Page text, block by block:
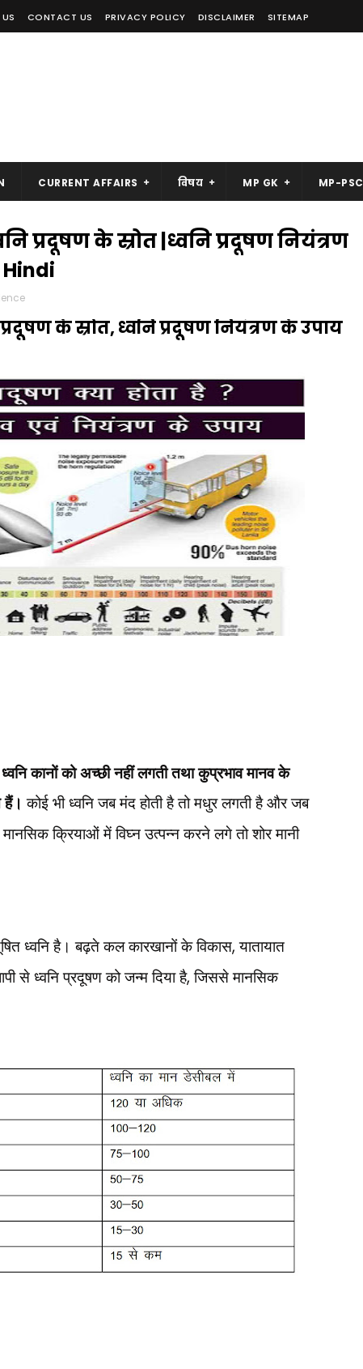
CONTACT US PRIVACY POLICY DISCLAIMER SITEMAP
CURRENT AFFAIRS विषय MP GK MP-PSC
प्रदूषण के स्रोत |ध्वनि प्रदूषण नियंत्रण
के स्रोत, ध्वनि प्रदूषण नियंत्रण के उपाय
कानों को अच्छी नहीं लगती तथा कुप्रभाव मानव के
हैं।कोई भी ध्वनि जब मंद होती है तो मधुर लगती है और जब
क्रियाओं में विघ्न उत्पन्न करने लगे तो शोर मानी
ध्वनि है। बढ़ते कल कारखानों के विकास,यातायात
से ध्वनि प्रदूषण को जन्म दिया है,जिससे मानसिक